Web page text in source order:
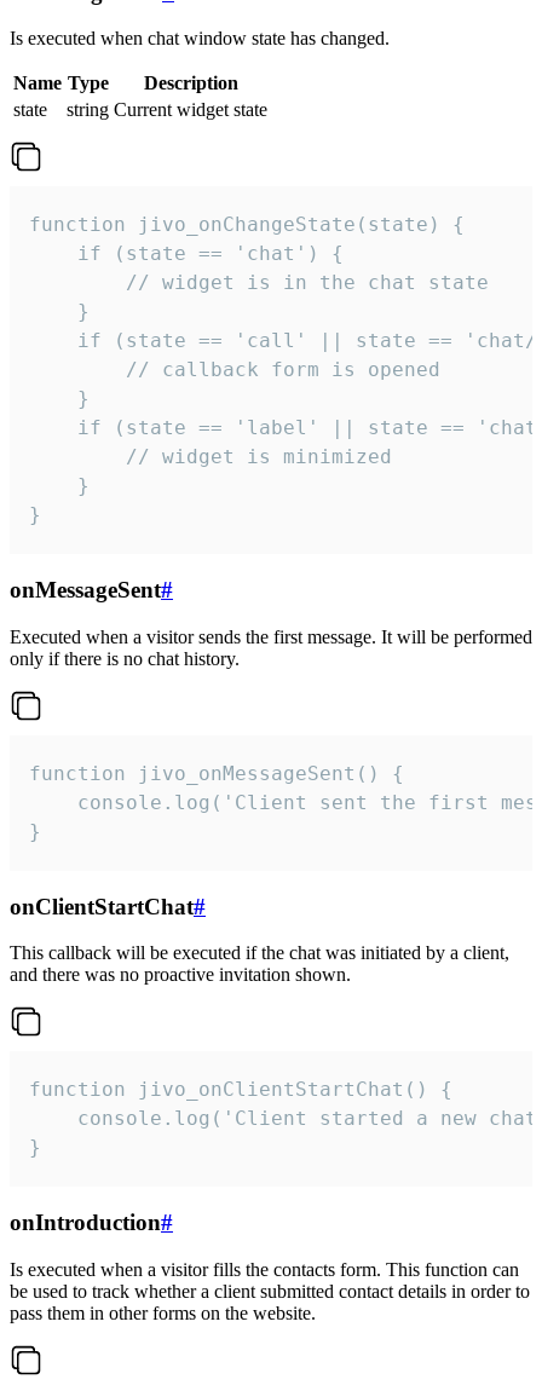
Is executed when chat window state has changed.
Name Type
Description
state
string Current widget state
function jivo_onChangeState(state) {
    if (state == 'chat') {
        // widget is in the chat state
    }
if (state == 'call' || state ==
        // callback form is opened
    }
if (state == 'label' || state ==
        // widget is minimized
    }
}
onMessageSent#
Executed when a visitor sends the first message. It will be performed
only if there is no chat history.
function jivo_onMessageSent() {
console.log('Client sent the first
}
onClientStartChat#
This callback will be executed if the chat was initiated by a client,
and there was no proactive invitation shown.
function jivo_onClientStartChat() {
console.log('Client started a new
}
onIntroduction#
Is executed when a visitor fills the contacts form. This function can
be used to track whether a client submitted contact details in order to
pass them in other forms on the website.